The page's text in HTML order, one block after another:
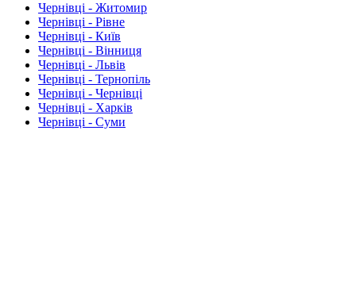
Чернівці - Житомир
Чернівці - Рівне
Чернівці - Київ
Чернівці - Вінниця
Чернівці - Львів
Чернівці - Тернопіль
Чернівці - Чернівці
Чернівці - Харків
Чернівці - Суми